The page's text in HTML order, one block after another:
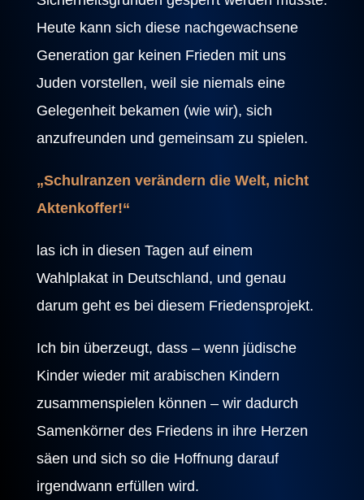
Heute kann sich diese nachgewachsene
Generation gar keinen Frieden mit uns
Juden vorstellen, weil sie niemals eine
Gelegenheit bekamen (wie wir), sich
anzufreunden und gemeinsam zu spielen.
„Schulranzen verändern die Welt, nicht
Aktenkoffer!“
las ich in diesen Tagen auf einem
Wahlplakat in Deutschland, und genau
darum geht es bei diesem Friedensprojekt.
Ich bin überzeugt, dass – wenn jüdische
Kinder wieder mit arabischen Kindern
zusammenspielen können – wir dadurch
Samenkörner des Friedens in ihre Herzen
säen und sich so die Hoffnung darauf
irgendwann erfüllen wird.